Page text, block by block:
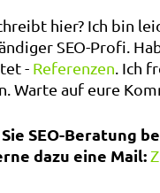
hier? Ich bin
SEO-Profi.
- Referenzen . Ich
Warte auf eure
SEO-Beratung
dazu eine Mail: